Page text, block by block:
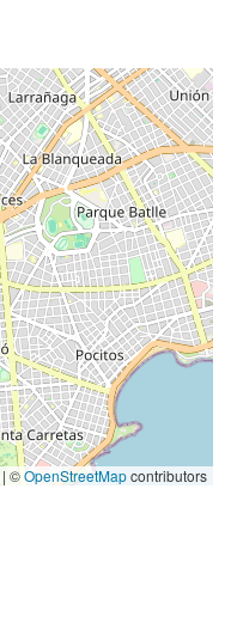
| ©OpenStreetMapcontributors